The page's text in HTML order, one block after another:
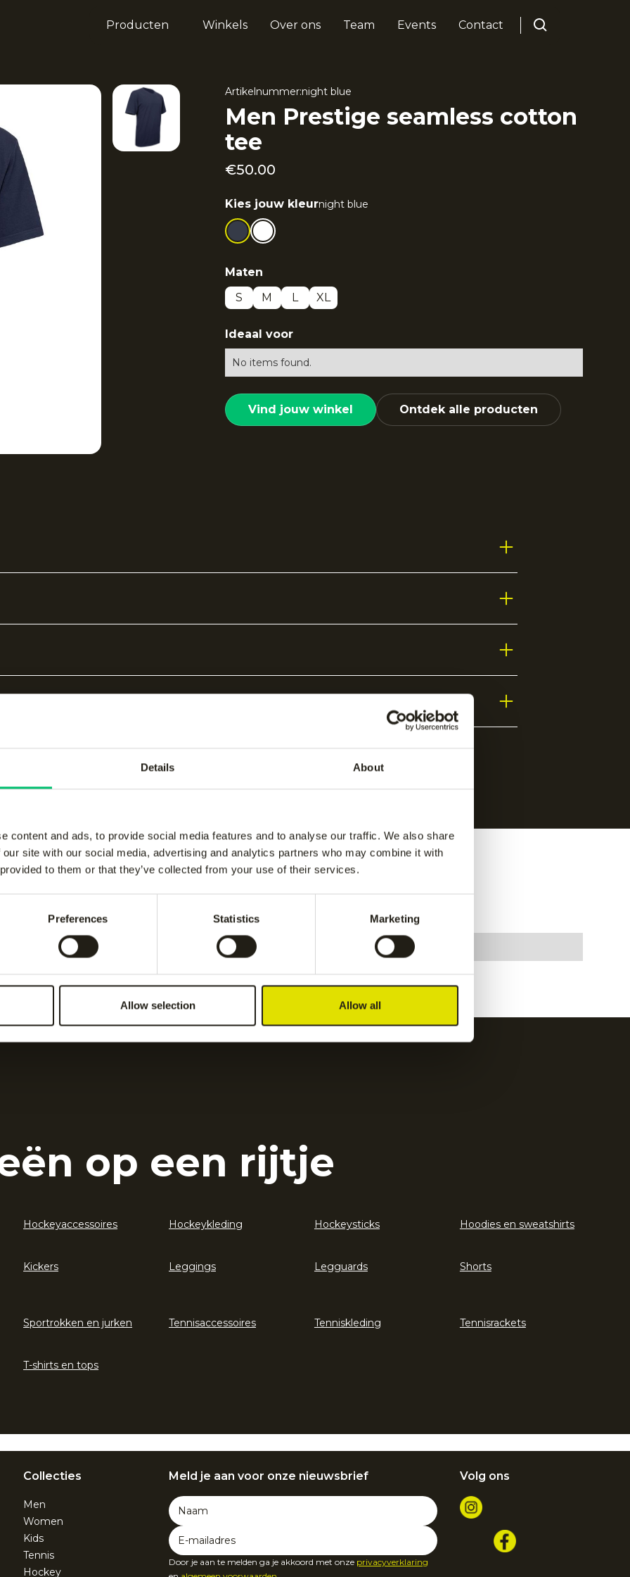
Details About
content and ads, to provide social media features and to analyse our traffic. We also share
site with our social media, advertising and analytics partners who may combine it with
to them or that they’ve collected from your use of their services.
Preferences Statistics Marketing
Allow selection Allow all
Producten Winkels Over ons Team Events Contact
Artikelnummer:night blue
Men Prestige seamless cotton
tee
€50.00
Kies jouw kleurnight blue
Maten
S
M L XL
Ideaal voor
No items found.
Vind jouw winkel Ontdek alle producten
producten
op een rijtje
Hockeyaccessoires Hockeykleding Hockeysticks Hoodies en sweatshirts
Kickers Leggings Legguards Shorts
Sportrokken en jurken Tennisaccessoires Tenniskleding Tennisrackets
T-shirts en tops
Collecties
Men
Women
Kids
Tennis
Hockey
Meld je aan voor onze nieuwsbrief
Door je aan te melden ga je akkoord met onze privacyverklaring
Volg ons